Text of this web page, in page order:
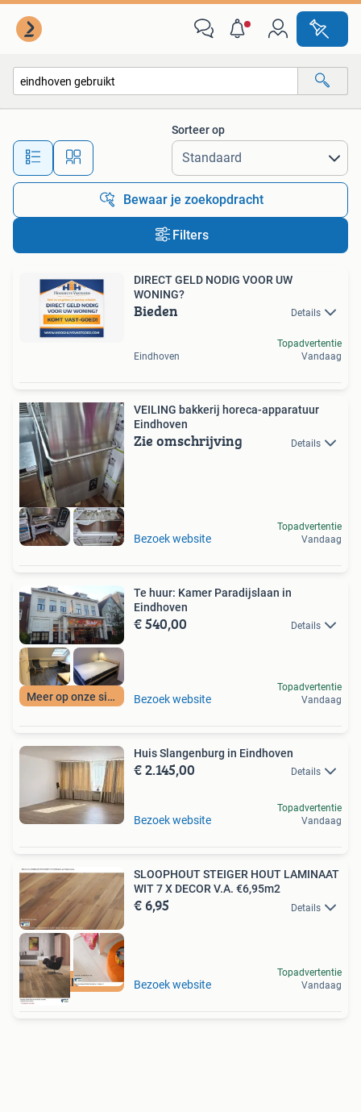
Alle afstanden…
Sorteer op
Bewaar je zoekopdracht
Filters
DIRECT GELD NODIG VOOR UW
WONING?
Bieden Details
Eindhoven
Topadvertentie
Vandaag
VEILING bakkerij horeca-apparatuur
Eindhoven
Zie omschrijving Details
Bezoek website
Topadvertentie
Vandaag
Meer op onze site
Te huur: Kamer Paradijslaan in
Eindhoven
€ 540,00 Details
Bezoek website
Topadvertentie
Vandaag
Huis Slangenburg in Eindhoven
€ 2.145,00 Details
Bezoek website
Topadvertentie
Vandaag
7 DAGEN OPEN
SLOOPHOUT STEIGER HOUT LAMINAAT
WIT 7 X DECOR V.A. €6,95m2
€ 6,95 Details
Bezoek website
Topadvertentie
Vandaag